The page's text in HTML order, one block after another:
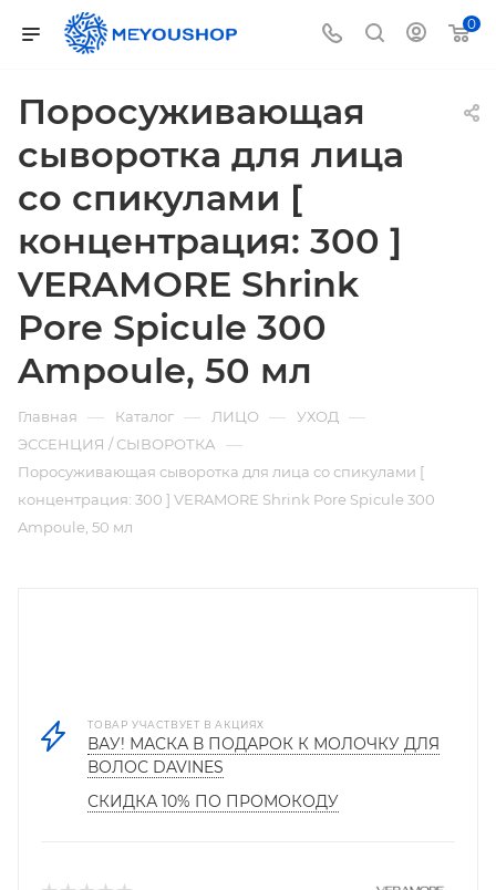
0
Поросуживающая
сыворотка для лица
со спикулами [
концентрация: 300 ]
VERAMORE Shrink
Pore Spicule 300
Ampoule, 50 мл
Главная — Каталог — ЛИЦО — УХОД —
ЭССЕНЦИЯ / СЫВОРОТКА —
Поросуживающая сыворотка для лица со спикулами [
концентрация: 300 ] VERAMORE Shrink Pore Spicule 300
Ampoule, 50 мл
ТОВАР УЧАСТВУЕТ В АКЦИЯХ
ВАУ! МАСКА В ПОДАРОК К МОЛОЧКУ ДЛЯ
ВОЛОС DAVINES
СКИДКА 10% ПО ПРОМОКОДУ